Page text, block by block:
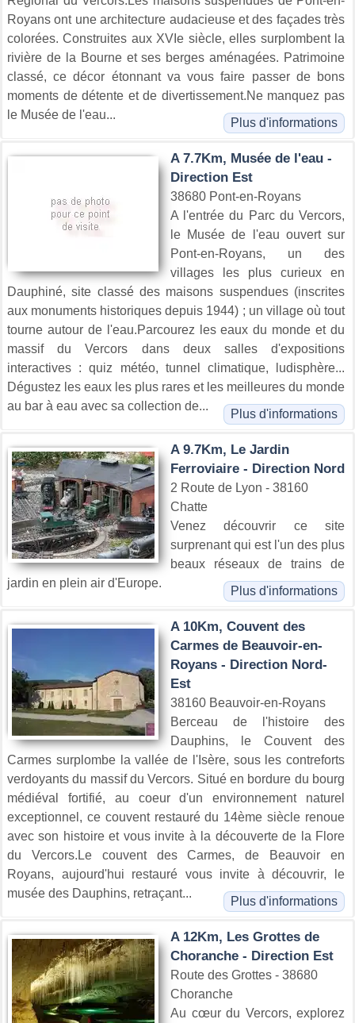
Royans ont une architecture audacieuse et des façades très
colorées. Construites aux XVIe siècle, elles surplombent la
rivière de la Bourne et ses berges aménagées. Patrimoine
classé, ce décor étonnant va vous faire passer de bons
moments de détente et de divertissement.Ne manquez pas
le Musée de l'eau...
Plus d'informations
A 7.7Km, Musée de l'eau -
Direction Est
38680 Pont-en-Royans
A l'entrée du Parc du Vercors,
le Musée de l'eau ouvert sur
Pont-en-Royans, un des
villages les plus curieux en
Dauphiné, site classé des maisons suspendues (inscrites
aux monuments historiques depuis 1944) ; un village où tout
tourne autour de l'eau.Parcourez les eaux du monde et du
massif du Vercors dans deux salles d'expositions
interactives : quiz météo, tunnel climatique, ludisphère...
Dégustez les eaux les plus rares et les meilleures du monde
au bar à eau avec sa collection de...
Plus d'informations
A 9.7Km, Le Jardin
Ferroviaire - Direction Nord
2 Route de Lyon - 38160
Chatte
Venez découvrir ce site
surprenant qui est l'un des plus
beaux réseaux de trains de
jardin en plein air d'Europe.
Plus d'informations
A 10Km, Couvent des
Carmes de Beauvoir-en-
Royans - Direction Nord-
Est
38160 Beauvoir-en-Royans
Berceau de l'histoire des
Dauphins, le Couvent des
Carmes surplombe la vallée de l'Isère, sous les contreforts
verdoyants du massif du Vercors. Situé en bordure du bourg
médiéval fortifié, au coeur d'un environnement naturel
exceptionnel, ce couvent restauré du 14ème siècle renoue
avec son histoire et vous invite à la découverte de la Flore
du Vercors.Le couvent des Carmes, de Beauvoir en
Royans, aujourd'hui restauré vous invite à découvrir, le
musée des Dauphins, retraçant...
Plus d'informations
A 12Km, Les Grottes de
Choranche - Direction Est
Route des Grottes - 38680
Choranche
Au cœur du Vercors, explorez